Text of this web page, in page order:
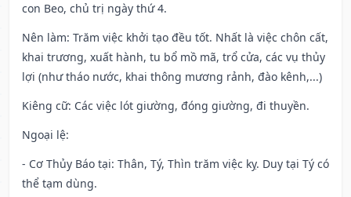
con Beo, chủ trị ngày thứ 4.
Nên làm: Trăm việc khởi tạo đều tốt. Nhất là việc chôn cất,
khai trương, xuất hành, tu bổ mồ mã, trổ cửa, các vụ thủy
lợi (như tháo nước, khai thông mương rảnh, đào kênh,...)
Kiêng cữ: Các việc lót giường, đóng giường, đi thuyền.
Ngoại lệ:
- Cơ Thủy Báo tại: Thân, Tý, Thìn trăm việc kỵ. Duy tại Tý có
thể tạm dùng.